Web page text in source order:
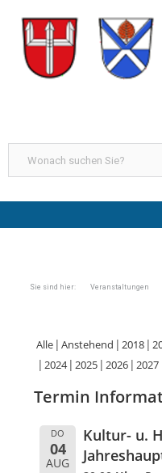
Sie sind hier: Veranstaltungen
Alle Anstehend 2018
2024 2025 2026 2027
Termin
DO
04
AUG
Kultur- u.